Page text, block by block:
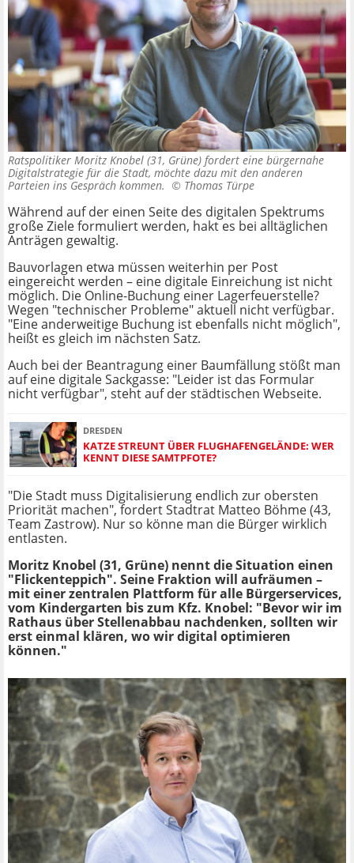
Ratspolitiker Moritz Knobel (31, Grüne) fordert eine bürgernahe
Digitalstrategie für die Stadt, möchte dazu mit den anderen
Parteien ins Gespräch kommen. © Thomas Türpe
Während auf der einen Seite des digitalen Spektrums
große Ziele formuliert werden, hakt es bei alltäglichen
Anträgen gewaltig.
Bauvorlagen etwa müssen weiterhin per Post
eingereicht werden – eine digitale Einreichung ist nicht
möglich. Die Online-Buchung einer Lagerfeuerstelle?
Wegen "technischer Probleme" aktuell nicht verfügbar.
"Eine anderweitige Buchung ist ebenfalls nicht möglich",
heißt es gleich im nächsten Satz.
Auch bei der Beantragung einer Baumfällung stößt man
auf eine digitale Sackgasse: "Leider ist das Formular
nicht verfügbar", steht auf der städtischen Webseite.
DRESDEN
KATZE STREUNT ÜBER FLUGHAFENGELÄNDE: WER
KENNT DIESE SAMTPFOTE?
"Die Stadt muss Digitalisierung endlich zur obersten
Priorität machen", fordert Stadtrat Matteo Böhme (43,
Team Zastrow). Nur so könne man die Bürger wirklich
entlasten.
Moritz Knobel (31, Grüne) nennt die Situation einen
"Flickenteppich". Seine Fraktion will aufräumen –
mit einer zentralen Plattform für alle Bürgerservices,
vom Kindergarten bis zum Kfz. Knobel: "Bevor wir im
Rathaus über Stellenabbau nachdenken, sollten wir
erst einmal klären, wo wir digital optimieren
können."